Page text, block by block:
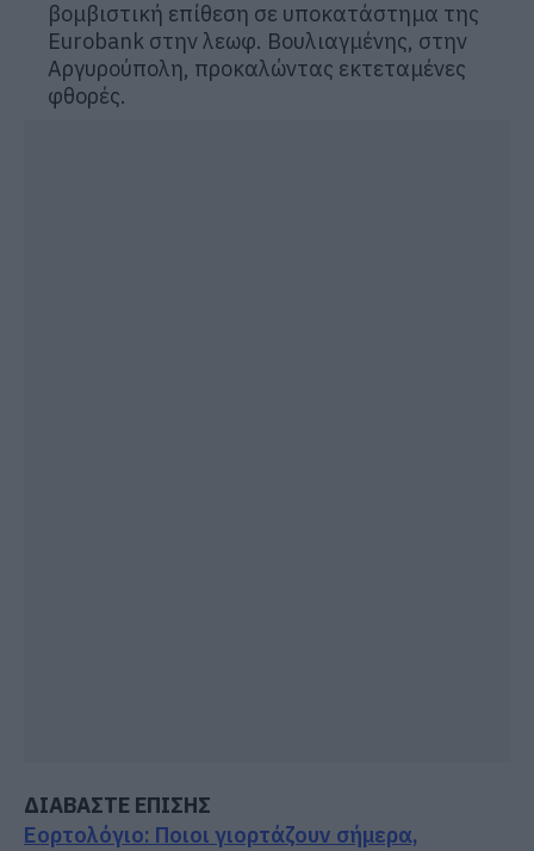
βομβιστική επίθεση σε υποκατάστημα της
Eurobank στην λεωφ. Βουλιαγμένης, στην
Αργυρούπολη, προκαλώντας εκτεταμένες
φθορές.
ΔΙΑΒΑΣΤΕ ΕΠΙΣΗΣ
Εορτολόγιο: Ποιοι γιορτάζουν σήμερα,